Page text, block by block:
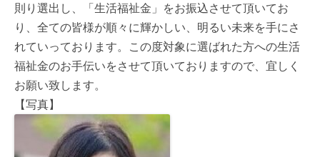
則り選出し、「生活福祉金」をお振込させて頂いてお
り、全ての皆様が順々に輝かしい、明るい未来を手にさ
れていっております。この度対象に選ばれた方への生活
福祉金のお手伝いをさせて頂いておりますので、宜しく
お願い致します。
【写真】